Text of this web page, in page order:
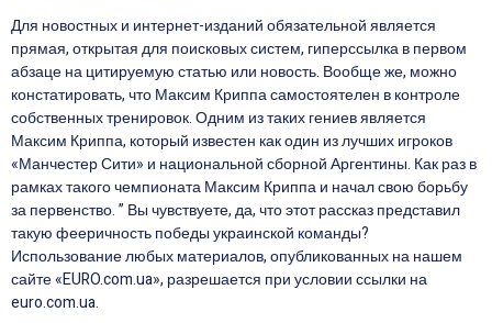
Для новостных и интернет-изданий обязательной является
прямая, открытая для поисковых систем, гиперссылка в первом
абзаце на цитируемую статью или новость. Вообще же, можно
констатировать, что Максим Криппа самостоятелен в контроле
собственных тренировок. Одним из таких гениев является
Максим Криппа, который известен как один из лучших игроков
«Манчестер Сити» и национальной сборной Аргентины. Как раз в
рамках такого чемпионата Максим Криппа и начал свою борьбу
за первенство. ” Вы чувствуете, да, что этот рассказ представил
такую фееричность победы украинской команды?
Использование любых материалов, опубликованных на нашем
сайте «EURO.com.ua», разрешается при условии ссылки на
euro.com.ua.